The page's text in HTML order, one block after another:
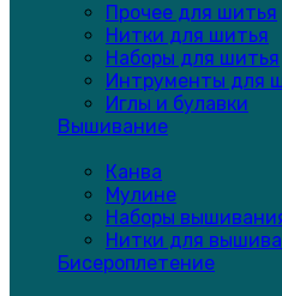
Прочее для шитья
Нитки для шитья
Наборы для шитья
Интрументы для
Иглы и булавки
Вышивание
Канва
Мулине
Наборы
Нитки для
Бисероплетение